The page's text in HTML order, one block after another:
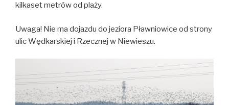
kilkaset metrów od plaży.
Uwaga! Nie ma dojazdu do jeziora Pławniowice od strony
ulic Wędkarskiej i Rzecznej w Niewieszu.